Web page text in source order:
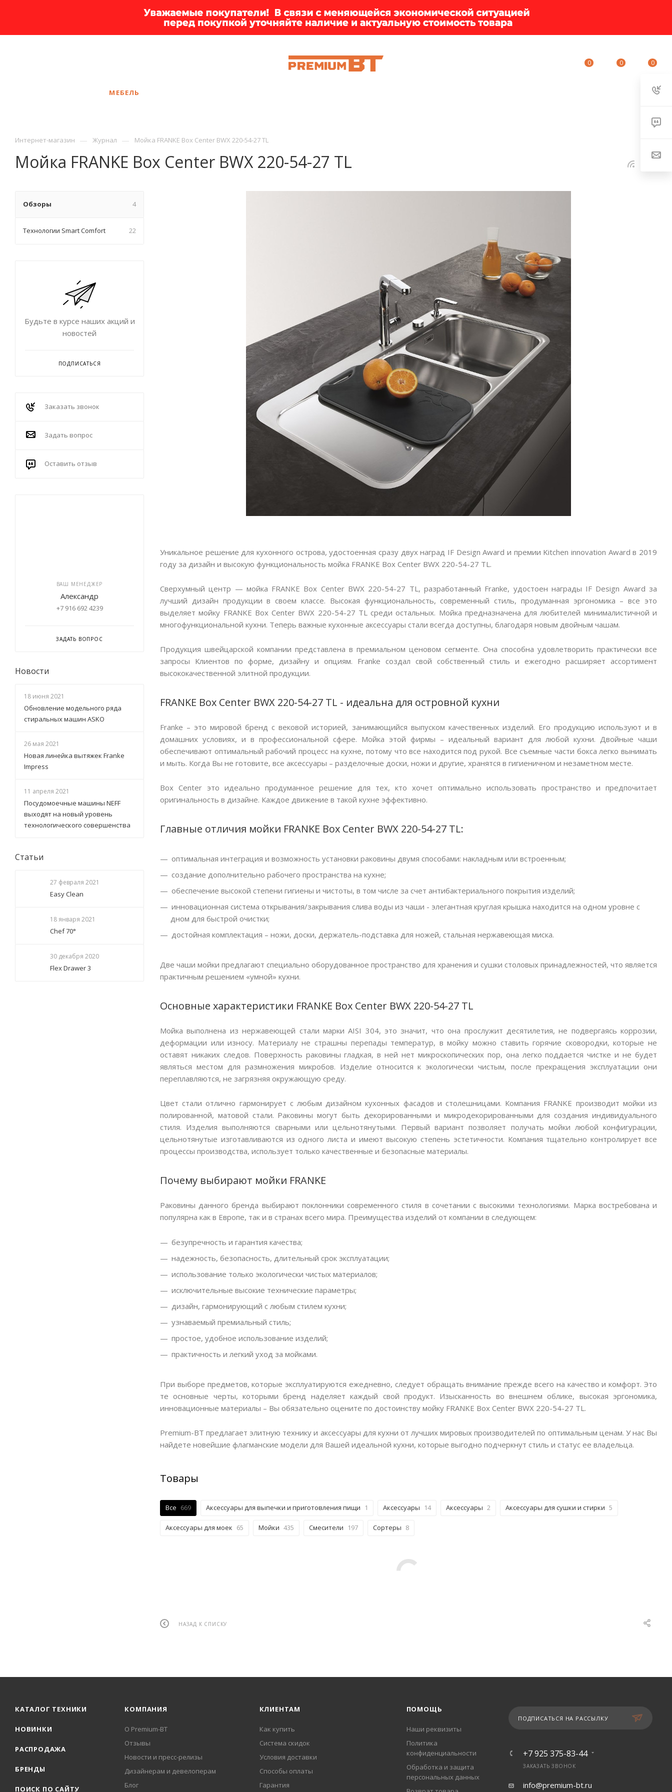
0 0 0
МЕБЕЛЬ
Интернет-магазин — Журнал — Мойка FRANKE Box Center BWX 220-54-27 TL
Мойка FRANKE Box Center BWX 220-54-27 TL
Уникальное решение для кухонного острова, удостоенная сразу двух наград IF Design Award и премии Kitchen innovation Award в 2019
году за дизайн и высокую функциональность мойка FRANKE Box Center BWX 220-54-27 TL.
Сверхумный центр — мойка FRANKE Box Center BWX 220-54-27 TL, разработанный Franke, удостоен награды IF Design Award за
лучший дизайн продукции в своем классе. Высокая функциональность, современный стиль, продуманная эргономика – все это
выделяет мойку FRANKE Box Center BWX 220-54-27 TL среди остальных. Мойка предназначена для любителей минималистичной и
многофункциональной кухни. Теперь важные кухонные аксессуары стали всегда доступны, благодаря новым двойным чашам.
Продукция швейцарской компании представлена в премиальном ценовом сегменте. Она способна удовлетворить практически все
запросы Клиентов по форме, дизайну и опциям. Franke создал свой собственный стиль и ежегодно расширяет ассортимент
высококачественной элитной продукции.
FRANKE Box Center BWX 220-54-27 TL - идеальна для островной кухни
Franke – это мировой бренд с вековой историей, занимающийся выпуском качественных изделий. Его продукцию используют и в
домашних условиях, и в профессиональной сфере. Мойка этой фирмы – идеальный вариант для любой кухни. Двойные чаши
обеспечивают оптимальный рабочий процесс на кухне, потому что все находится под рукой. Все съемные части бокса легко вынимать
и мыть. Когда Вы не готовите, все аксессуары – разделочные доски, ножи и другие, хранятся в гигиеничном и незаметном месте.
Box Center это идеально продуманное решение для тех, кто хочет оптимально использовать пространство и предпочитает
оригинальность в дизайне. Каждое движение в такой кухне эффективно.
Главные отличия мойки FRANKE Box Center BWX 220-54-27 TL:
оптимальная интеграция и возможность установки раковины двумя способами: накладным или встроенным;
создание дополнительно рабочего пространства на кухне;
обеспечение высокой степени гигиены и чистоты, в том числе за счет антибактериального покрытия изделий;
инновационная система открывания/закрывания слива воды из чаши - элегантная круглая крышка находится на одном уровне с
дном для быстрой очистки;
достойная комплектация – ножи, доски, держатель-подставка для ножей, стальная нержавеющая миска.
Две чаши мойки предлагают специально оборудованное пространство для хранения и сушки столовых принадлежностей, что является
практичным решением «умной» кухни.
Основные характеристики FRANKE Box Center BWX 220-54-27 TL
Мойка выполнена из нержавеющей стали марки AISI 304, это значит, что она прослужит десятилетия, не подвергаясь коррозии,
деформации или износу. Материалу не страшны перепады температур, в мойку можно ставить горячие сковородки, которые не
оставят никаких следов. Поверхность раковины гладкая, в ней нет микроскопических пор, она легко поддается чистке и не будет
являться местом для размножения микробов. Изделие относится к экологически чистым, после прекращения эксплуатации они
переплавляются, не загрязняя окружающую среду.
Цвет стали отлично гармонирует с любым дизайном кухонных фасадов и столешницами. Компания FRANKE производит мойки из
полированной, матовой стали. Раковины могут быть декорированными и микродекорированными для создания индивидуального
стиля. Изделия выполняются сварными или цельнотянутыми. Первый вариант позволяет получать мойки любой конфигурации,
цельнотянутые изготавливаются из одного листа и имеют высокую степень эстетичности. Компания тщательно контролирует все
процессы производства, использует только качественные и безопасные материалы.
Почему выбирают мойки FRANKE
Раковины данного бренда выбирают поклонники современного стиля в сочетании с высокими технологиями. Марка востребована и
популярна как в Европе, так и в странах всего мира. Преимущества изделий от компании в следующем:
безупречность и гарантия качества;
надежность, безопасность, длительный срок эксплуатации;
использование только экологически чистых материалов;
исключительные высокие технические параметры;
дизайн, гармонирующий с любым стилем кухни;
узнаваемый премиальный стиль;
простое, удобное использование изделий;
практичность и легкий уход за мойками.
При выборе предметов, которые эксплуатируются ежедневно, следует обращать внимание прежде всего на качество и комфорт. Это
те основные черты, которыми бренд наделяет каждый свой продукт. Изысканность во внешнем облике, высокая эргономика,
инновационные материалы – Вы обязательно оцените по достоинству мойку FRANKE Box Center BWX 220-54-27 TL.
Premium-BT предлагает элитную технику и аксессуары для кухни от лучших мировых производителей по оптимальным ценам. У нас Вы
найдете новейшие флагманские модели для Вашей идеальной кухни, которые выгодно подчеркнут стиль и статус ее владельца.
Товары
Все 669 Аксессуары для выпечки и приготовления пищи 1 Аксессуары 14 Аксессуары 2 Аксессуары для сушки и стирки 5
Аксессуары для моек 65 Мойки 435 Смесители 197 Сортеры 8
НАЗАД К СПИСКУ
Обзоры 4
Технологии Smart Comfort 22
Будьте в курсе наших акций и
новостей
ПОДПИСАТЬСЯ
Заказать звонок
Задать вопрос
Оставить отзыв
ВАШ МЕНЕДЖЕР
Александр
+7 916 692 4239
ЗАДАТЬ ВОПРОС
Новости
18 июня 2021
Обновление модельного ряда
стиральных машин ASKO
26 мая 2021
Новая линейка вытяжек Franke
Impress
11 апреля 2021
Посудомоечные машины NEFF
выходят на новый уровень
технологического совершенства
Статьи
27 февраля 2021
Easy Clean
18 января 2021
Chef 70°
30 декабря 2020
Flex Drawer 3
КАТАЛОГ ТЕХНИКИ
НОВИНКИ
РАСПРОДАЖА
БРЕНДЫ
ПОИСК ПО САЙТУ
КОМПАНИЯ
О Premium-BT
Отзывы
Новости и пресс-релизы
Дизайнерам и девелоперам
Блог
КЛИЕНТАМ
Как купить
Система скидок
Условия доставки
Способы оплаты
Гарантия
ПОМОЩЬ
Наши реквизиты
Политика
конфиденциальности
Обработка и защита
персональных данных
ПОДПИСАТЬСЯ НА РАССЫЛКУ
+7 925 375-83-44
ЗАКАЗАТЬ ЗВОНОК
info@premium-bt.ru